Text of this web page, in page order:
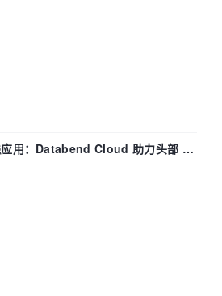
应用：Databend Cloud 助力头部 AI
据管道